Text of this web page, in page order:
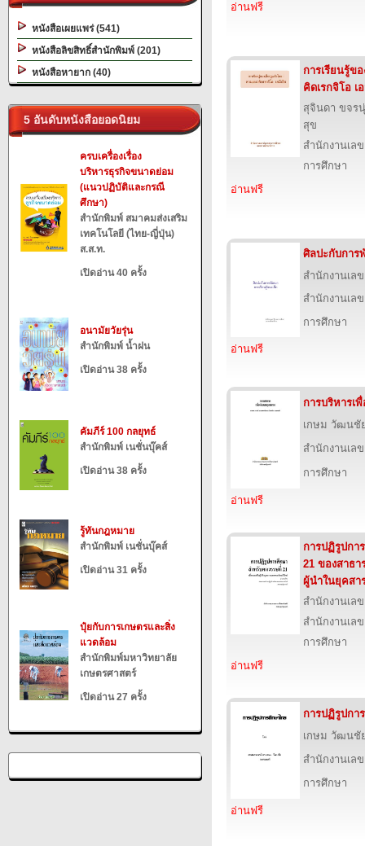
หนังสือเผยแพร่ (541)
หนังสือลิขสิทธิ์สำนักพิมพ์ (201)
หนังสือหายาก (40)
5 อันดับหนังสือยอดนิยม
ครบเครื่องเรื่อง
บริหารธุรกิจขนาดย่อม
(แนวปฏิบัติและกรณี
ศึกษา)
สำนักพิมพ์ สมาคมส่งเสริม
เทคโนโลยี (ไทย-ญี่ปุ่น)
ส.ส.ท.
เปิดอ่าน 40 ครั้ง
อนามัยวัยรุ่น
สำนักพิมพ์ น้ำฝน
เปิดอ่าน 38 ครั้ง
คัมภีร์ 100 กลยุทธ์
สำนักพิมพ์ เนชั่นบุ๊คส์
เปิดอ่าน 38 ครั้ง
รู้ทันกฎหมาย
สำนักพิมพ์ เนชั่นบุ๊คส์
เปิดอ่าน 31 ครั้ง
ปุ๋ยกับการเกษตรและสิ่ง
แวดล้อม
สำนักพิมพ์มหาวิทยาลัย
เกษตรศาสตร์
เปิดอ่าน 27 ครั้ง
อ่านฟรี
การเรียนรู้ข
คิดเรกจิโอ เ
สุจินดา ขจร
สุข
สำนักงานเล
การศึกษา
อ่านฟรี
ศิลปะกับการ
สำนักงานเล
สำนักงานเล
การศึกษา
อ่านฟรี
การบริหาร
เกษม วัฒนชั
สำนักงานเล
การศึกษา
อ่านฟรี
การปฏิรูปกา
21 ของสาธา
ผู้นำในยุคสา
สำนักงานเล
สำนักงานเล
การศึกษา
อ่านฟรี
การปฏิรูปกา
เกษม วัฒนชั
สำนักงานเล
การศึกษา
อ่านฟรี